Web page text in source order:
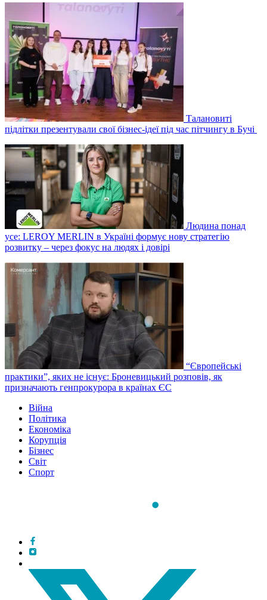
Талановиті
підлітки презентували свої бізнес-ідеї під час пітчингу в Бучі
Людина понад
усе: LEROY MERLIN в Україні формує нову стратегію
розвитку – через фокус на людях і довірі
“Європейські
практики”, яких не існує: Броневицький розповів, як
призначають генпрокурора в країнах ЄС
Війна
Політика
Економіка
Корупція
Бізнес
Світ
Спорт